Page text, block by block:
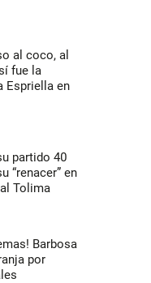
al coco, al
fue la
Espriella en
partido 40
“renacer” en
Tolima
Barbosa
por